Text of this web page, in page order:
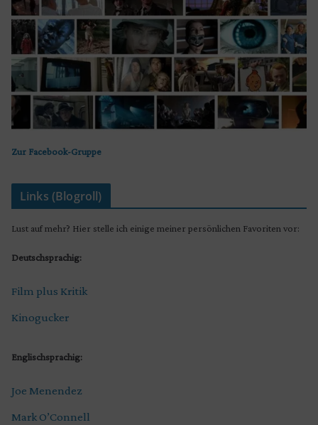
Zur Facebook-Gruppe
Links (Blogroll)
Lust auf mehr? Hier stelle ich einige meiner persönlichen Favoriten vor:
Deutschsprachig:
Film plus Kritik
Kinogucker
Englischsprachig:
Joe Menendez
Mark O’Connell